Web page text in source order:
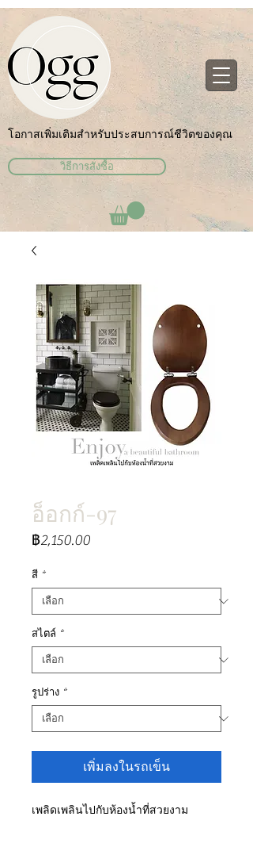
โอกาสเพิ่มเติมสำหรับประสบการณ์ชีวิตของคุณ
วิธีการสั่งซื้อ
อ็อกก์-97
฿2,150.00ราคา
สี *
สไตล์ *
รูปร่าง *
เพิ่มลงในรถเข็น
เพลิดเพลินไปกับห้องน้ำที่สวยงาม